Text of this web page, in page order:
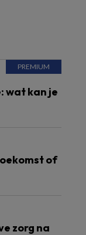
wat kan je
of
zorg na